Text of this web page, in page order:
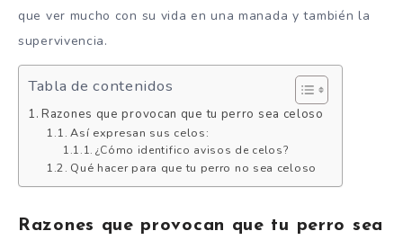
que ver mucho con su vida en una manada y también la
supervivencia.
Tabla de contenidos
Razones que provocan que tu perro sea celoso
Así expresan sus celos:
¿Cómo identifico avisos de celos?
Qué hacer para que tu perro no sea celoso
Razones que provocan que tu perro sea